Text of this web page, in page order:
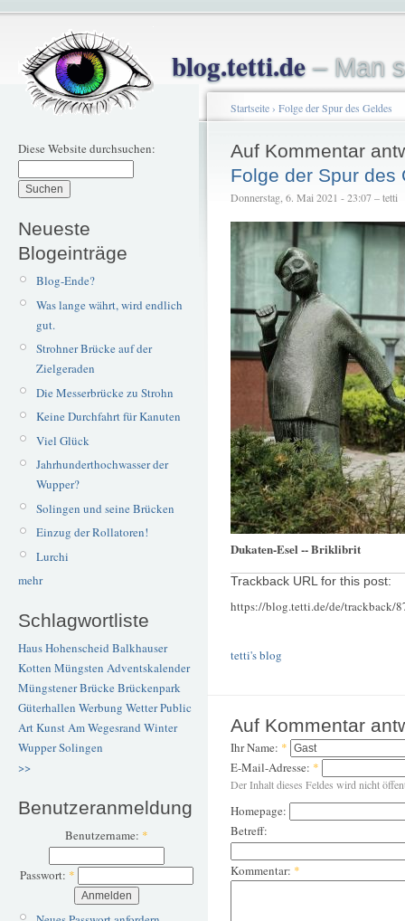
blog.tetti.de– Man
Diese Website durchsuchen:
Neueste
Blogeinträge
Blog-Ende?
Was lange währt, wird endlich
gut.
Strohner Brücke auf der
Zielgeraden
Die Messerbrücke zu Strohn
Keine Durchfahrt für Kanuten
Viel Glück
Jahrhunderthochwasser der
Wupper?
Solingen und seine Brücken
Einzug der Rollatoren!
Lurchi
mehr
Schlagwortliste
Haus Hohenscheid Balkhauser
Kotten Müngsten Adventskalender
Müngstener BrückeBrückenpark
Güterhallen Werbung WetterPublic
ArtKunstAm Wegesrand Winter
WupperSolingen
>>
Benutzeranmeldung
Benutzername: *
Passwort: *
Startseite› Folge der Spur des Geldes
Auf Kommentar
Folge der Spur des
Donnerstag, 6. Mai 2021 - 23:07 – tetti
Dukaten-Esel -- Briklibrit
Trackback URL for this post:
https://blog.tetti.de/de/trackback/
tetti's blog
Auf Kommentar
Ihr Name: *
E-Mail-Adresse: *
Der Inhalt dieses Feldes wird nicht
Homepage:
Betreff:
Kommentar: *